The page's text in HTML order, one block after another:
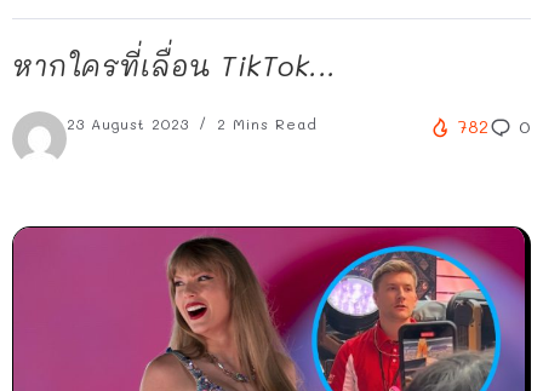
หากใครที่เลื่อน TikTok...
23 August 2023 2 Mins Read 782 0